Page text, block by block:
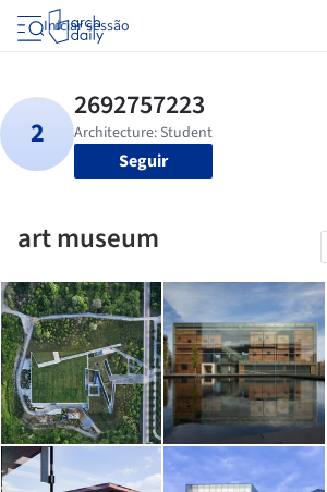
Iniciar sessão
Seguir
art museum